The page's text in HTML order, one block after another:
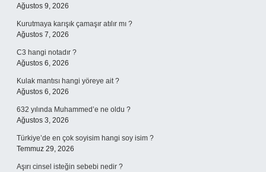
Ağustos 9, 2026
Kurutmaya karışık çamaşır atılır mı ?
Ağustos 7, 2026
C3 hangi notadır ?
Ağustos 6, 2026
Kulak mantısı hangi yöreye ait ?
Ağustos 6, 2026
632 yılında Muhammed’e ne oldu ?
Ağustos 3, 2026
Türkiye’de en çok soyisim hangi soy isim ?
Temmuz 29, 2026
Aşırı cinsel isteğin sebebi nedir ?